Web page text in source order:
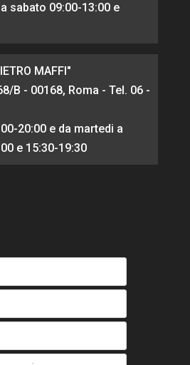
sabato 09:00-13:00 e
MAFFI"
B - 00168, Roma - Tel. 06 -
20:00 e da martedi a
e 15:30-19:30